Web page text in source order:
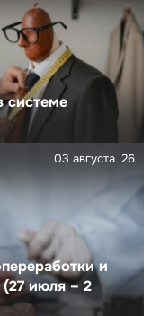
системе
и
июля – 2
03 августа '26